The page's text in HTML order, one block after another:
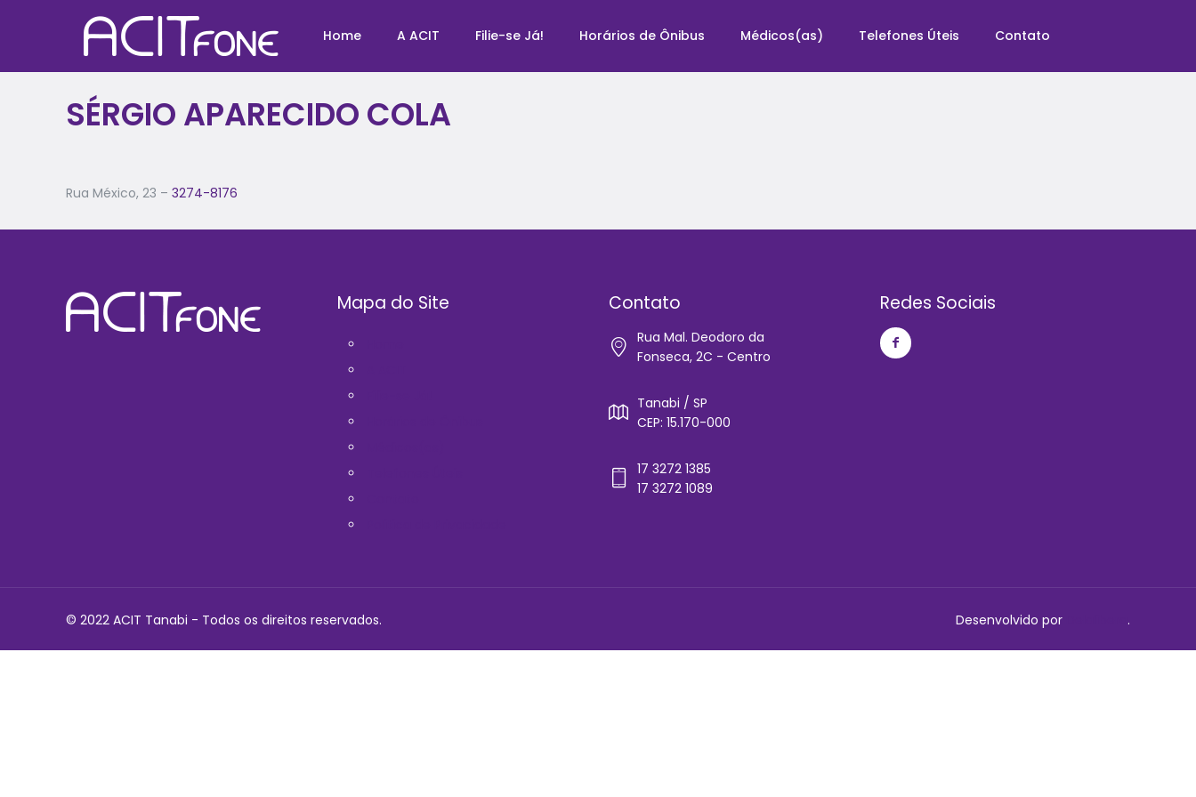
Home A ACIT Filie-se Já! Horários de Ônibus Médicos(as) Telefones Úteis Contato
SÉRGIO APARECIDO COLA
Rua México, 23 –3274-8176
Mapa do Site Contato
Rua Mal. Deodoro da
Fonseca, 2C - Centro
Tanabi / SP
CEP: 15.170-000
17 3272 1385
17 3272 1089
Redes Sociais
© 2022 ACIT Tanabi - Todos os direitos reservados. Desenvolvido por .